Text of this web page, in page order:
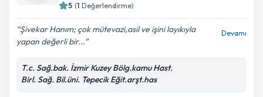
Kişisel verilerimin işlenmesine ilişkin
Metni'ni okudum ve kişisel verilerimin belirtilen
5 (1 Değerlendirme)
Şivekar Hanım; çok mütevazi,asil ve işini layıkıyla
yapan değerli bir...
Devamı
T.c. Sağ.bak. İzmir Kuzey Bölg.kamu Hast.
Birl. Sağ. Bil.üni. Tepecik Eğit.arşt.has